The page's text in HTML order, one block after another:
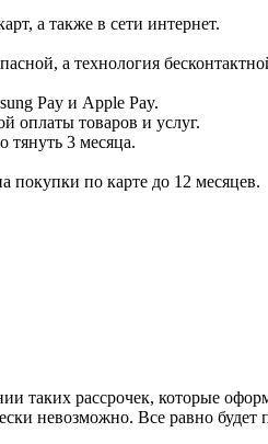
а также в сети интернет.
а технология
Pay и Apple Pay.
оплаты товаров и услуг.
тянуть 3 месяца.
покупки по карте до 12 месяцев.
рассрочек, которые
невозможно. Все равно будет